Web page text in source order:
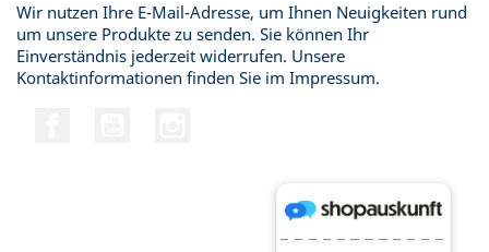
Wir nutzen Ihre E-Mail-Adresse, um Ihnen Neuigkeiten rund
um unsere Produkte zu senden. Sie können Ihr
Einverständnis jederzeit widerrufen. Unsere
Kontaktinformationen finden Sie im Impressum.